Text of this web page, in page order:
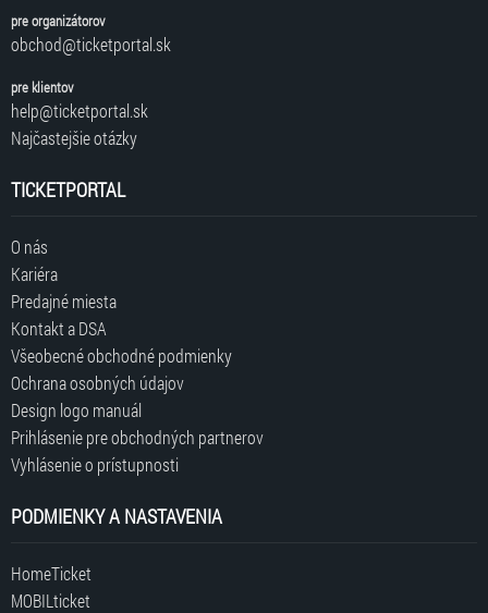
pre organizátorov
obchod@ticketportal.sk
pre klientov
help@ticketportal.sk
Najčastejšie otázky
TICKETPORTAL
O nás
Kariéra
Predajné miesta
Kontakt a DSA
Všeobecné obchodné podmienky
Ochrana osobných údajov
Design logo manuál
Prihlásenie pre obchodných partnerov
Vyhlásenie o prístupnosti
PODMIENKY A NASTAVENIA
HomeTicket
MOBILticket